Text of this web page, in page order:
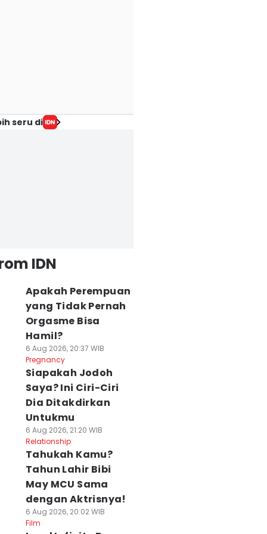
seru di
IDN
Apakah Perempuan
yang Tidak Pernah
Orgasme Bisa
Hamil?
6 Aug 2026, 20:37 WIB
Pregnancy
Siapakah Jodoh
Saya? Ini Ciri-Ciri
Dia Ditakdirkan
Untukmu
6 Aug 2026, 21:20 WIB
Relationship
Tahukah Kamu?
Tahun Lahir Bibi
May MCU Sama
dengan Aktrisnya!
6 Aug 2026, 20:02 WIB
Film